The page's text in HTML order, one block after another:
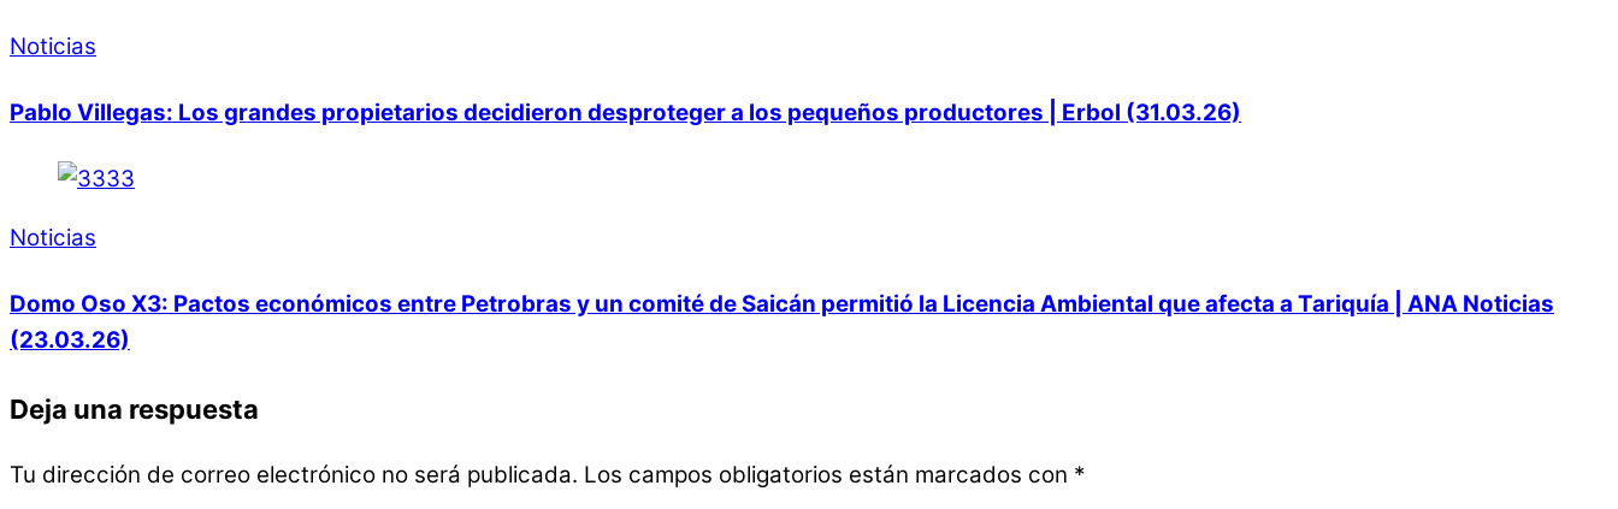
Noticias
Pablo Villegas: Los grandes propietarios decidieron desproteger a los pequeños productores | Erbol (31.03.26)
Noticias
Domo Oso X3: Pactos económicos entre Petrobras y un comité de Saicán permitió la Licencia Ambiental que afecta a Tariquía | ANA Noticias
(23.03.26)
Deja una respuesta
Tu dirección de correo electrónico no será publicada. Los campos obligatorios están marcados con *